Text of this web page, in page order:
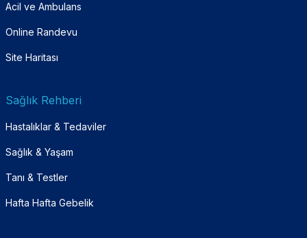
Acil ve Ambulans
Online Randevu
Site Haritası
Sağlık Rehberi
Hastalıklar & Tedaviler
Sağlık & Yaşam
Tanı & Testler
Hafta Hafta Gebelik